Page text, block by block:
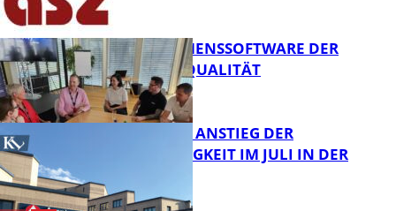
Bildung
Bildung
FB News
UNTERNEHMENSSOFTWARE DER
HÖCHSTEN QUALITÄT
SAISONALER ANSTIEG DER
ARBEITSLOSIGKEIT IM JULI IN DER